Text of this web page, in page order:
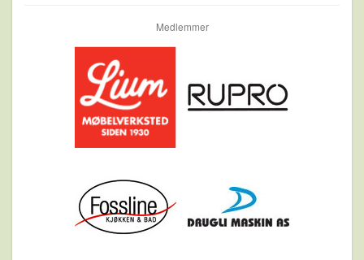
Medlemmer